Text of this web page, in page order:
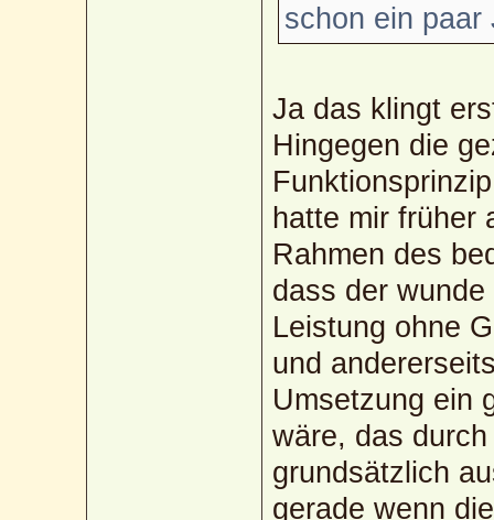
schon ein paar
Ja das klingt
Hingegen die
hatte mir früher
Rahmen des
dass der
Leistung ohne
und
Umsetzung ein
wäre, das
grundsätzlich
gerade wenn